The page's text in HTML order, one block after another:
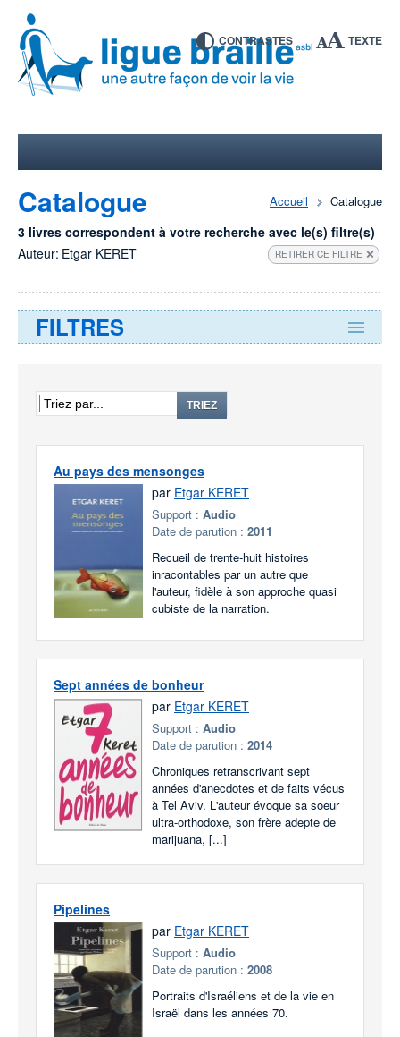
CONTRASTES TEXTE
Accueil Catalogue
Catalogue
3 livres correspondent à votre recherche avec le(s) filtre(s)
Auteur: Etgar KERET RETIRER CE FILTRE
FILTRES
TRIEZ
Au pays des mensonges
par Etgar KERET
Support : Audio
Date de parution : 2011
Recueil de trente-huit histoires
inracontables par un autre que
l'auteur, fidèle à son approche quasi
cubiste de la narration.
Sept années de bonheur
par Etgar KERET
Support : Audio
Date de parution : 2014
Chroniques retranscrivant sept
années d'anecdotes et de faits vécus
à Tel Aviv. L'auteur évoque sa soeur
ultra-orthodoxe, son frère adepte de
marijuana, [...]
Pipelines
par Etgar KERET
Support : Audio
Date de parution : 2008
Portraits d'Israéliens et de la vie en
Israël dans les années 70.